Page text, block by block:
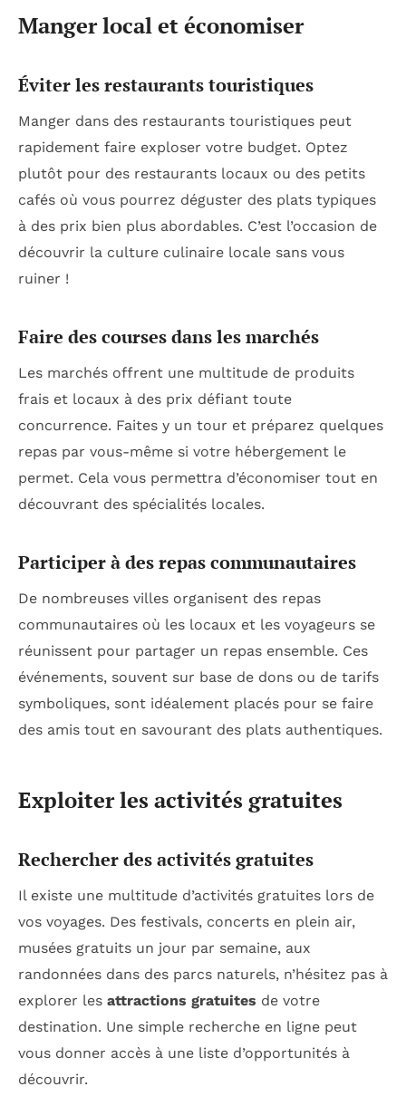
Manger local et économiser
Éviter les restaurants touristiques
Manger dans des restaurants touristiques peut
rapidement faire exploser votre budget. Optez
plutôt pour des restaurants locaux ou des petits
cafés où vous pourrez déguster des plats typiques
à des prix bien plus abordables. C’est l’occasion de
découvrir la culture culinaire locale sans vous
ruiner !
Faire des courses dans les marchés
Les marchés offrent une multitude de produits
frais et locaux à des prix défiant toute
concurrence. Faites y un tour et préparez quelques
repas par vous-même si votre hébergement le
permet. Cela vous permettra d’économiser tout en
découvrant des spécialités locales.
Participer à des repas communautaires
De nombreuses villes organisent des repas
communautaires où les locaux et les voyageurs se
réunissent pour partager un repas ensemble. Ces
événements, souvent sur base de dons ou de tarifs
symboliques, sont idéalement placés pour se faire
des amis tout en savourant des plats authentiques.
Exploiter les activités gratuites
Rechercher des activités gratuites
Il existe une multitude d’activités gratuites lors de
vos voyages. Des festivals, concerts en plein air,
musées gratuits un jour par semaine, aux
randonnées dans des parcs naturels, n’hésitez pas à
explorer les attractions gratuites de votre
destination. Une simple recherche en ligne peut
vous donner accès à une liste d’opportunités à
découvrir.